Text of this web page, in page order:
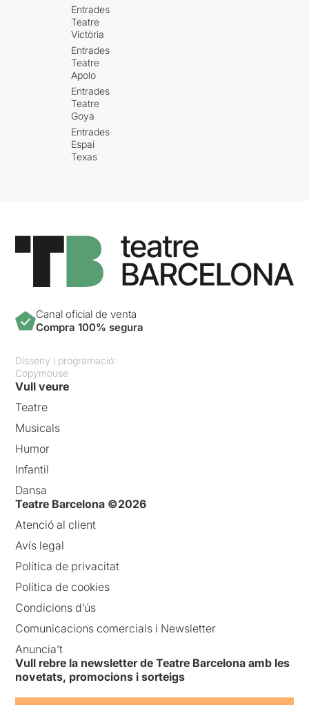
Entrades
Teatre
Victòria
Entrades
Teatre
Apolo
Entrades
Teatre
Goya
Entrades
Espai
Texas
Canal oficial de venta
Compra 100% segura
Disseny i programació:
Copymouse
Vull veure
Teatre
Musicals
Humor
Infantil
Dansa
Teatre Barcelona ©2026
Atenció al client
Avís legal
Política de privacitat
Política de cookies
Condicions d’ús
Comunicacions comercials i Newsletter
Anuncia’t
Vull rebre la newsletter de Teatre Barcelona amb les
novetats, promocions i sorteigs